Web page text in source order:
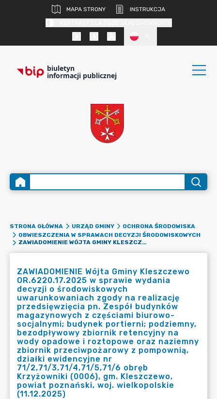
MAPA STRONY
INSTRUKCJA
biuletyn
informacji publicznej
STRONA GŁÓWNA URZĄD GMINY
OCHRONA ŚRODOWISKA
OBWIESZCZENIA W SPRAWACH DECYZJI ŚRODOWISKOWYCH
ZAWIADOMIENIE WÓJTA GMINY KLESZCZEWO OR.6220.17.2025 W SPRAWIE WYDANIA DECYZJI O ŚRODOWISKOWYCH UWARUNKOWANIACH ZGODY NA REALIZACJĘ PRZEDSIĘWZIĘCIA PN. ZESPÓŁ BUDYNKÓW MAGAZYNOWYCH Z CZĘŚCIAMI BIUROWO-SOCJALNYMI; BUDYNEK PORTIERNI; PODZIEMNY, BEZODPŁYWOWY ZBIORNIK RETENCYJNY NA WODY OPADOWE I ROZTOPOWE ORAZ NAZIEMNY ZBIORNIK PRZECIWPOŻAROWY Z POMPOWNIĄ, DZIAŁKI EWIDENCYJNE NR 71/2,71/3,71/4,71/5,71/6 OBRĘB KRZYŻOWNIKI (0006), GM. KLESZCZEWO, POWIAT POZNAŃSKI, WOJ. WIELKOPOLSKIE (11.12.2025)
ZAWIADOMIENIE Wójta Gminy Kleszczewo
OR.6220.17.2025 w sprawie wydania
decyzji o środowiskowych
uwarunkowaniach zgody na realizację
przedsięwzięcia pn. Zespół budynków
magazynowych z częściami biurowo-
socjalnymi; budynek portierni; podziemny,
bezodpływowy zbiornik retencyjny na
wody opadowe i roztopowe oraz naziemny
zbiornik przeciwpożarowy z pompownią,
działki ewidencyjne nr
71/2,71/3,71/4,71/5,71/6 obręb
Krzyżowniki (0006), gm. Kleszczewo,
powiat poznański, woj. wielkopolskie
(11.12.2025)